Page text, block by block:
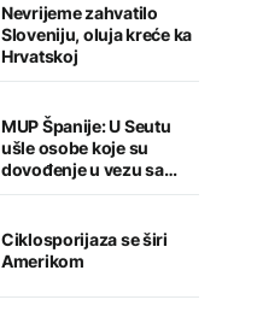
Nevrijeme zahvatilo
Sloveniju, oluja kreće ka
Hrvatskoj
MUP Španije: U Seutu
ušle osobe koje su
dovođenje u vezu sa
terorizmom
Ciklosporijaza se širi
Amerikom